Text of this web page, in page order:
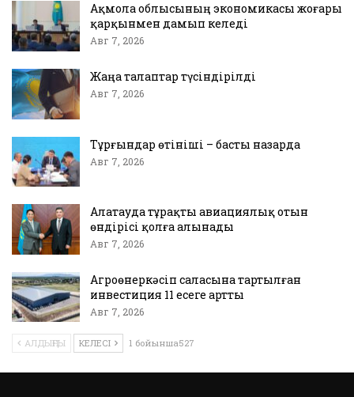
Ақмола облысының экономикасы жоғары
қарқынмен дамып келеді
Авг 7, 2026
Жаңа талаптар түсіндірілді
Авг 7, 2026
Тұрғындар өтініші – басты назарда
Авг 7, 2026
Алатауда тұрақты авиациялық отын
өндірісі қолға алынады
Авг 7, 2026
Агроөнеркәсіп саласына тартылған
инвестиция 11 есеге артты
Авг 7, 2026
АЛДЫҢҒЫ КЕЛЕСІ 1 бойынша527